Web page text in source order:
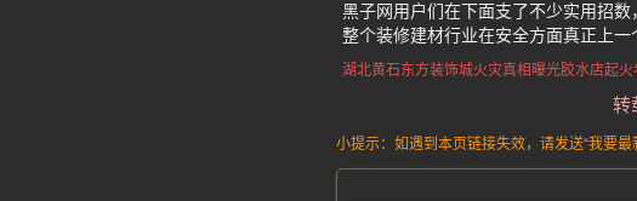
黑子网用户们在下面支了不少实用招
整个装修建材行业在安全方面真正上
湖北黄石东方装饰城火灾真相曝光胶水店起火
转
小提示：如遇到本页链接失效，请发送“我要